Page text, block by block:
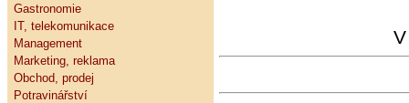
Gastronomie
IT, telekomunikace
Management
Marketing, reklama
Obchod, prodej
Potravinářství